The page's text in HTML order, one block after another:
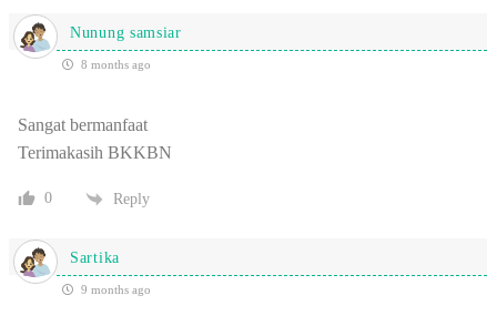
Nunung samsiar
8 months ago
Sangat bermanfaat
Terimakasih BKKBN
0 Reply
Sartika
9 months ago